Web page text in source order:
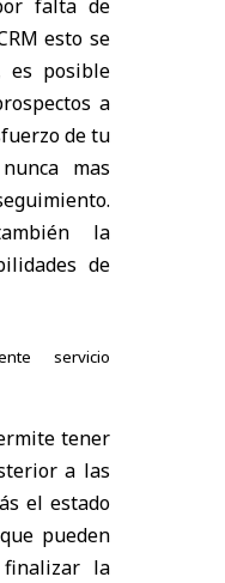
falta de
esto se
es posible
a
de tu
mas
la
de
servicio
tener
a las
el estado
pueden
finalizar la